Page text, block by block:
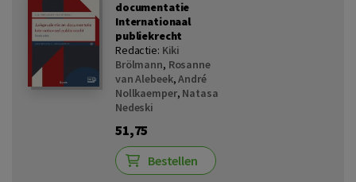
documentatie
Internationaal
publiekrecht
Redactie: Kiki
Brölmann, Rosanne
van Alebeek,André
Nollkaemper, Natasa
Nedeski
51,75
Bestellen